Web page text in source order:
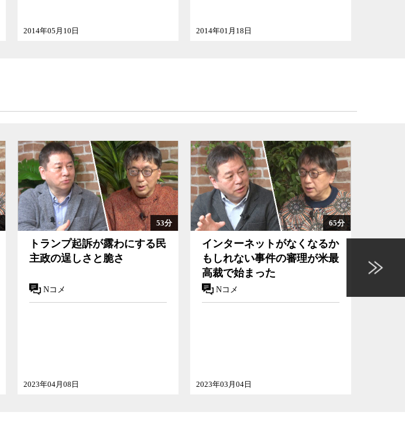
2014年05月10日 2014年01月18日
53分
トランプ起訴が露わにする民
主政の逞しさと脆さ
Nコメ
2023年04月08日
65分
インターネットがなくなるか
もしれない事件の審理が米最
高裁で始まった
Nコメ
2023年03月04日
でど